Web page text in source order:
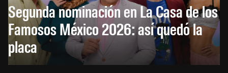
Segunda nominación en La Casa de los
Famosos México 2026: así quedó la
placa